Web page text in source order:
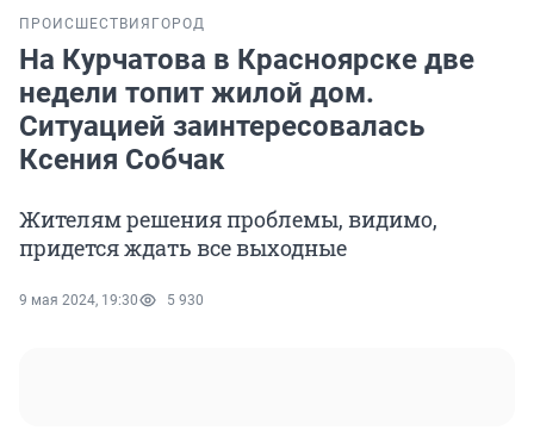
ПРОИСШЕСТВИЯ ГОРОД
На Курчатова в Красноярске две
недели топит жилой дом.
Ситуацией заинтересовалась
Ксения Собчак
Жителям решения проблемы, видимо,
придется ждать все выходные
9 мая 2024, 19:30 5 930